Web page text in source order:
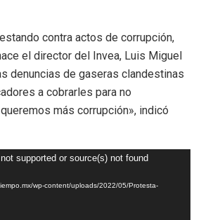
contra actos de corrupción,
el director del Invea, Luis Miguel
denuncias de gaseras clandestinas
a cobrarles para no
más corrupción», indicó
supported or source(s) not found
wp-content/uploads/2022/05/Protesta-